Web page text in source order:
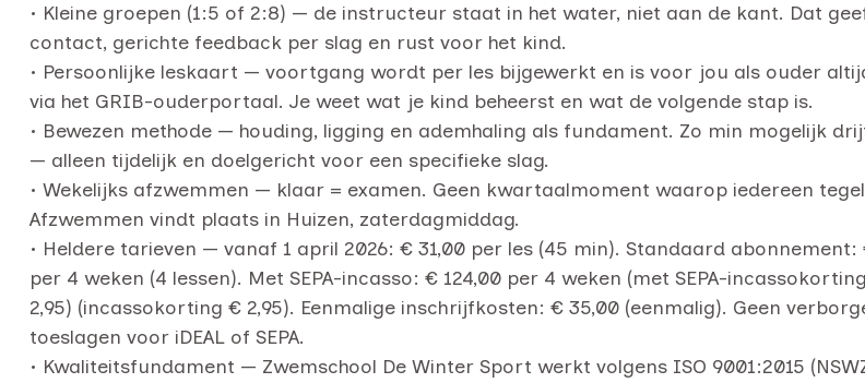
• Kleine groepen (1:5 of 2:8) — de instructeur staat in het water, niet aan de kant. Dat
contact, gerichte feedback per slag en rust voor het kind.
• Persoonlijke leskaart — voortgang wordt per les bijgewerkt en is voor jou als ouder
via het GRIB-ouderportaal. Je weet wat je kind beheerst en wat de volgende stap is.
• Bewezen methode — houding, ligging en ademhaling als fundament. Zo min mogelijk
— alleen tijdelijk en doelgericht voor een specifieke slag.
• Wekelijks afzwemmen — klaar = examen. Geen kwartaalmoment waarop iedereen
Afzwemmen vindt plaats in Huizen, zaterdagmiddag.
• Heldere tarieven — vanaf 1 april 2026: € 31,00 per les (45 min). Standaard abonnement:
per 4 weken (4 lessen). Met SEPA-incasso: € 124,00 per 4 weken (met SEPA-
2,95) (incassokorting € 2,95). Eenmalige inschrijfkosten: € 35,00 (eenmalig). Geen
toeslagen voor iDEAL of SEPA.
• Kwaliteitsfundament — Zwemschool De Winter Sport werkt volgens ISO 9001:2015